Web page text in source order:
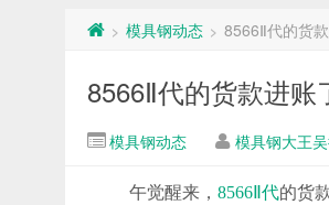
> 模具钢动态 > 8566Ⅱ代的货
8566Ⅱ代的货款进
模具钢动态 模具钢大王
午觉醒来， 8566Ⅱ代的货